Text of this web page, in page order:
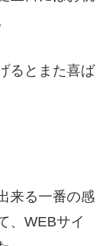
るとまた喜ば
来る一番の感
、WEBサイ